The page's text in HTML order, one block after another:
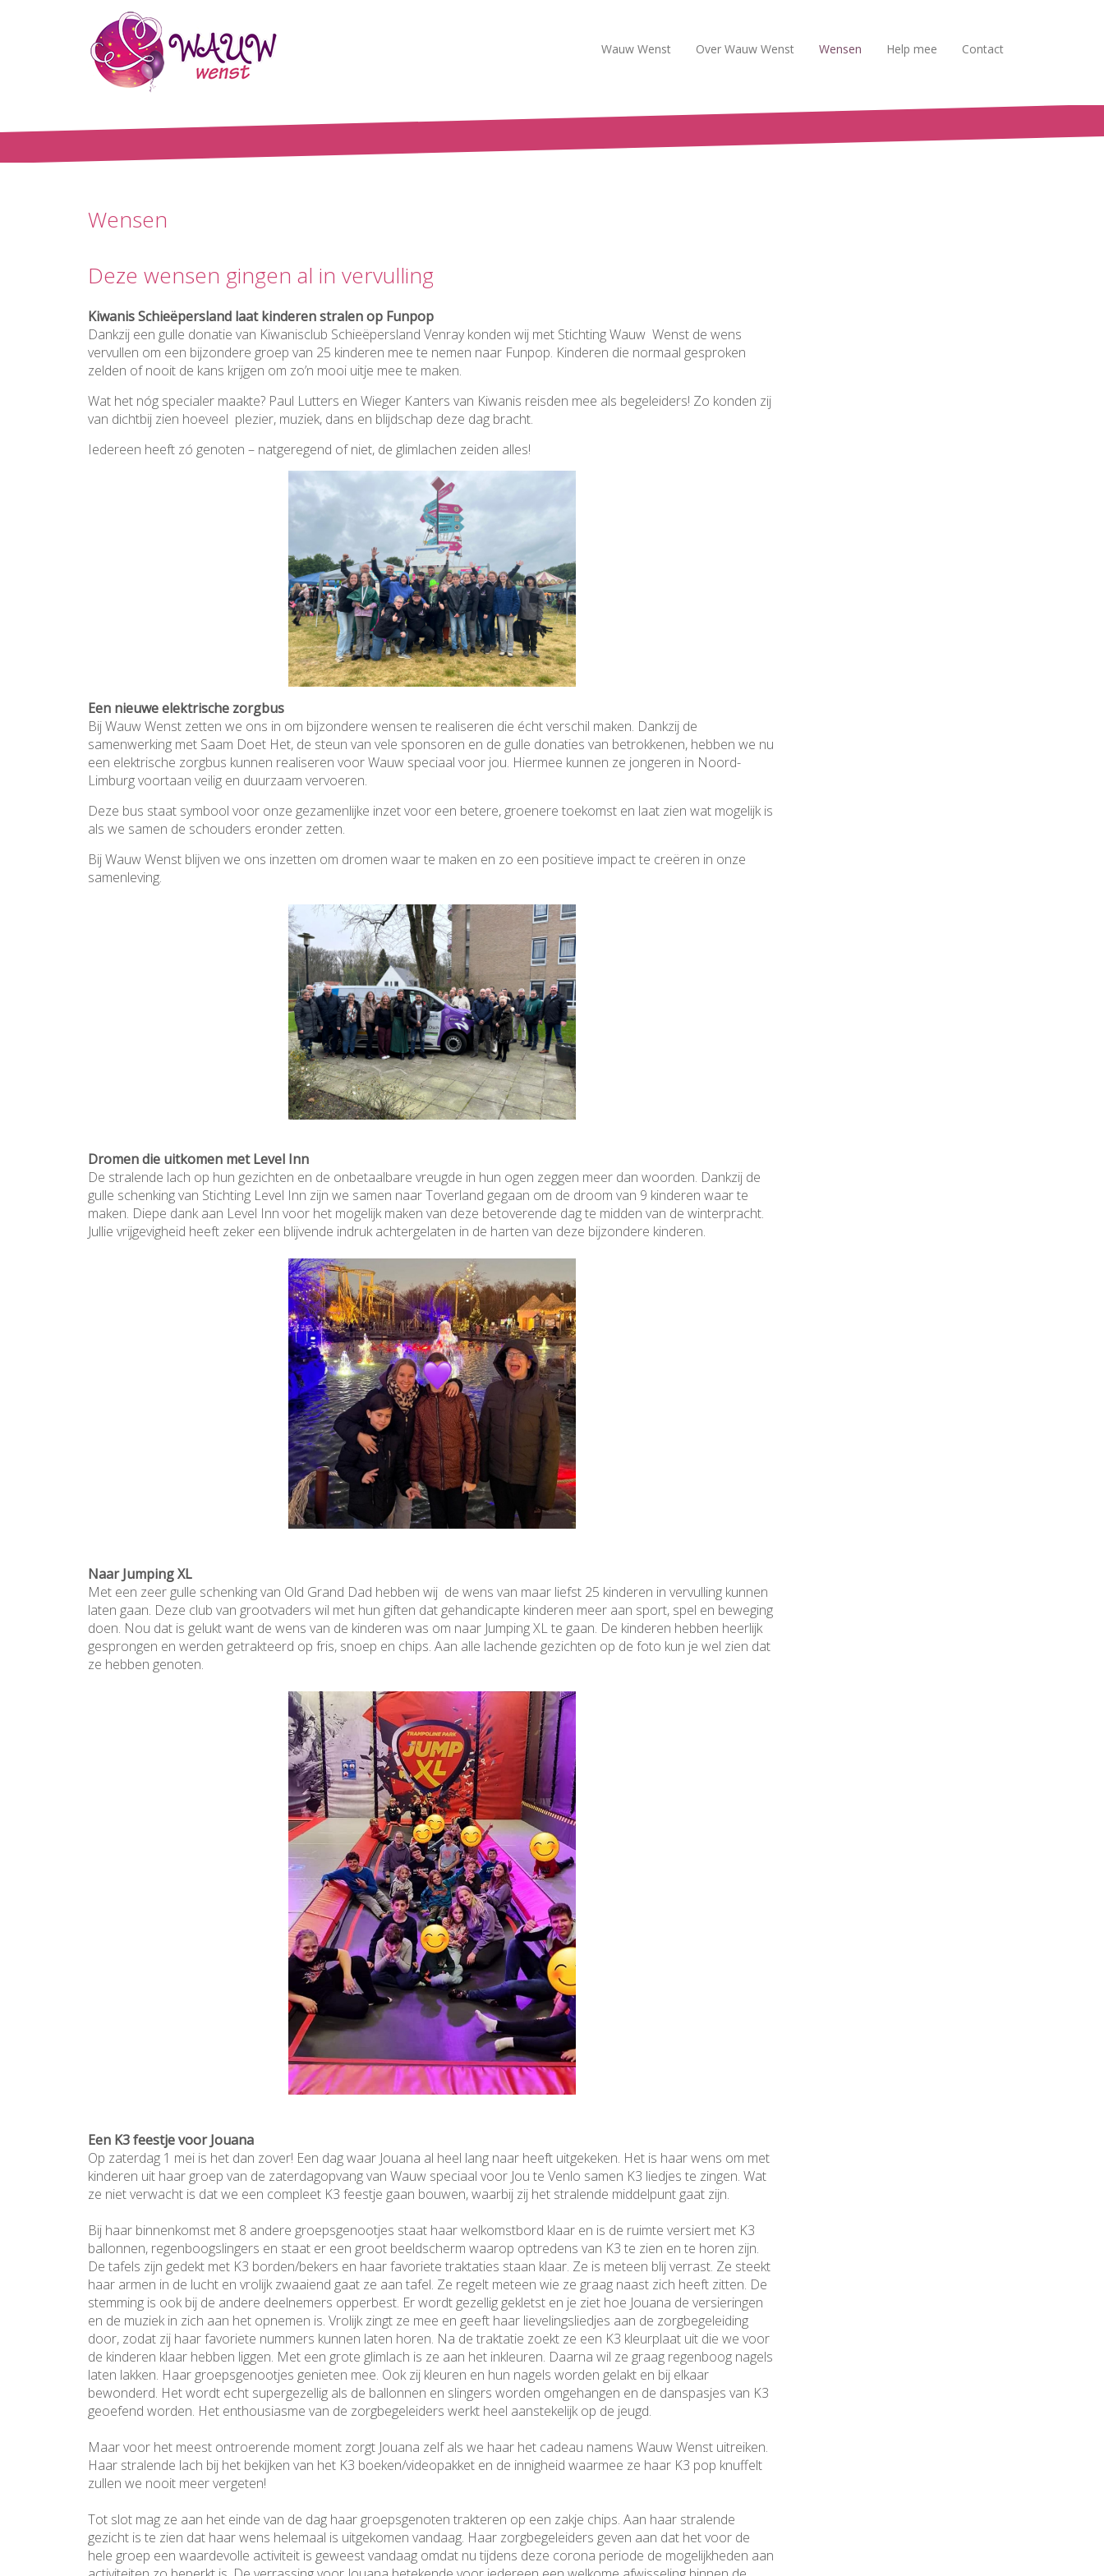
Wauw Wenst Over Wauw Wenst Wensen Help mee Contact
Wensen
Deze wensen gingen al in vervulling
Kiwanis Schieëpersland laat kinderen stralen op Funpop
Dankzij een gulle donatie van Kiwanisclub Schieëpersland Venray konden wij met Stichting Wauw Wenst de wens
vervullen om een bijzondere groep van 25 kinderen mee te nemen naar Funpop. Kinderen die normaal gesproken
zelden of nooit de kans krijgen om zo’n mooi uitje mee te maken.
Wat het nóg specialer maakte? Paul Lutters en Wieger Kanters van Kiwanis reisden mee als begeleiders! Zo konden zij
van dichtbij zien hoeveel plezier, muziek, dans en blijdschap deze dag bracht.
Iedereen heeft zó genoten – natgeregend of niet, de glimlachen zeiden alles!
Een nieuwe elektrische zorgbus
Bij Wauw Wenst zetten we ons in om bijzondere wensen te realiseren die écht verschil maken. Dankzij de
samenwerking met Saam Doet Het, de steun van vele sponsoren en de gulle donaties van betrokkenen, hebben we nu
een elektrische zorgbus kunnen realiseren voor Wauw speciaal voor jou. Hiermee kunnen ze jongeren in Noord-
Limburg voortaan veilig en duurzaam vervoeren.
Deze bus staat symbool voor onze gezamenlijke inzet voor een betere, groenere toekomst en laat zien wat mogelijk is
als we samen de schouders eronder zetten.
Bij Wauw Wenst blijven we ons inzetten om dromen waar te maken en zo een positieve impact te creëren in onze
samenleving.
Dromen die uitkomen met Level Inn
De stralende lach op hun gezichten en de onbetaalbare vreugde in hun ogen zeggen meer dan woorden. Dankzij de
gulle schenking van Stichting Level Inn zijn we samen naar Toverland gegaan om de droom van 9 kinderen waar te
maken. Diepe dank aan Level Inn voor het mogelijk maken van deze betoverende dag te midden van de winterpracht.
Jullie vrijgevigheid heeft zeker een blijvende indruk achtergelaten in de harten van deze bijzondere kinderen.
Naar Jumping XL
Met een zeer gulle schenking van Old Grand Dad hebben wij de wens van maar liefst 25 kinderen in vervulling kunnen
laten gaan. Deze club van grootvaders wil met hun giften dat gehandicapte kinderen meer aan sport, spel en beweging
doen. Nou dat is gelukt want de wens van de kinderen was om naar Jumping XL te gaan. De kinderen hebben heerlijk
gesprongen en werden getrakteerd op fris, snoep en chips. Aan alle lachende gezichten op de foto kun je wel zien dat
ze hebben genoten.
Een K3 feestje voor Jouana
Op zaterdag 1 mei is het dan zover! Een dag waar Jouana al heel lang naar heeft uitgekeken. Het is haar wens om met
kinderen uit haar groep van de zaterdagopvang van Wauw speciaal voor Jou te Venlo samen K3 liedjes te zingen. Wat
ze niet verwacht is dat we een compleet K3 feestje gaan bouwen, waarbij zij het stralende middelpunt gaat zijn.
Bij haar binnenkomst met 8 andere groepsgenootjes staat haar welkomstbord klaar en is de ruimte versiert met K3
ballonnen, regenboogslingers en staat er een groot beeldscherm waarop optredens van K3 te zien en te horen zijn.
De tafels zijn gedekt met K3 borden/bekers en haar favoriete traktaties staan klaar. Ze is meteen blij verrast. Ze steekt
haar armen in de lucht en vrolijk zwaaiend gaat ze aan tafel. Ze regelt meteen wie ze graag naast zich heeft zitten. De
stemming is ook bij de andere deelnemers opperbest. Er wordt gezellig gekletst en je ziet hoe Jouana de versieringen
en de muziek in zich aan het opnemen is. Vrolijk zingt ze mee en geeft haar lievelingsliedjes aan de zorgbegeleiding
door, zodat zij haar favoriete nummers kunnen laten horen. Na de traktatie zoekt ze een K3 kleurplaat uit die we voor
de kinderen klaar hebben liggen. Met een grote glimlach is ze aan het inkleuren. Daarna wil ze graag regenboog nagels
laten lakken. Haar groepsgenootjes genieten mee. Ook zij kleuren en hun nagels worden gelakt en bij elkaar
bewonderd. Het wordt echt supergezellig als de ballonnen en slingers worden omgehangen en de danspasjes van K3
geoefend worden. Het enthousiasme van de zorgbegeleiders werkt heel aanstekelijk op de jeugd.
Maar voor het meest ontroerende moment zorgt Jouana zelf als we haar het cadeau namens Wauw Wenst uitreiken.
Haar stralende lach bij het bekijken van het K3 boeken/videopakket en de innigheid waarmee ze haar K3 pop knuffelt
zullen we nooit meer vergeten!
Tot slot mag ze aan het einde van de dag haar groepsgenoten trakteren op een zakje chips. Aan haar stralende
gezicht is te zien dat haar wens helemaal is uitgekomen vandaag. Haar zorgbegeleiders geven aan dat het voor de
hele groep een waardevolle activiteit is geweest vandaag omdat nu tijdens deze corona periode de mogelijkheden aan